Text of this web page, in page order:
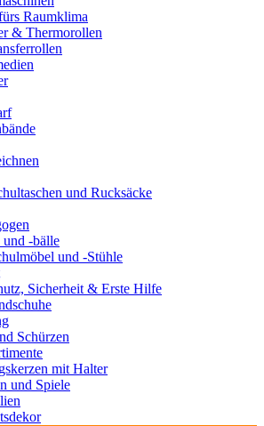
Raumklima
& Thermorollen
und Rucksäcke
und -bälle
und -Stühle
Sicherheit & Erste Hilfe
Schürzen
mit Halter
und Spiele